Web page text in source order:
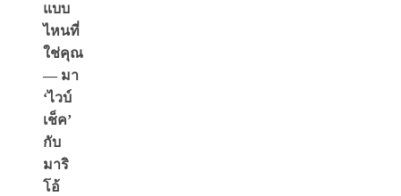
แบบ
ไหนที่
ใช่คุณ
— มา
‘ไวบ์
เช็ค’
กับ
มาริ
โอ้